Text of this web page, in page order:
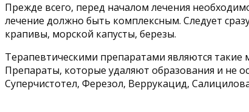
Прежде всего, перед началом лечения
лечение должно быть комплексным. Следует
крапивы, морской капусты, березы.
Терапевтическими препаратами являются
Препараты, которые удаляют образования и не
Суперчистотел, Ферезол, Веррукацид,